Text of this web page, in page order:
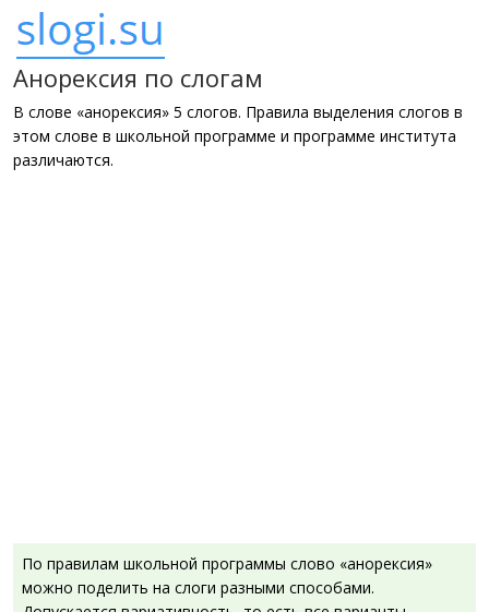
Анорексия по слогам
В слове «анорексия» 5 слогов. Правила выделения слогов в
этом слове в школьной программе и программе института
различаются.
По правилам школьной программы слово «анорексия»
можно поделить на слоги разными способами.